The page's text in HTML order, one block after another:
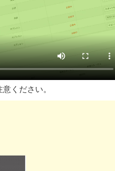
ください。